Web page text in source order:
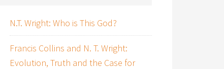
N.T. Wright: Who is This God?
Francis Collins and N. T. Wright:
Evolution, Truth and the Case for